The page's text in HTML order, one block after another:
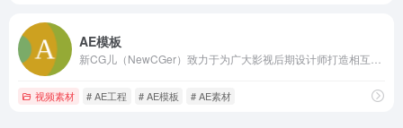
AE模板
视频素材 # AE工程 # AE模板 # AE素材